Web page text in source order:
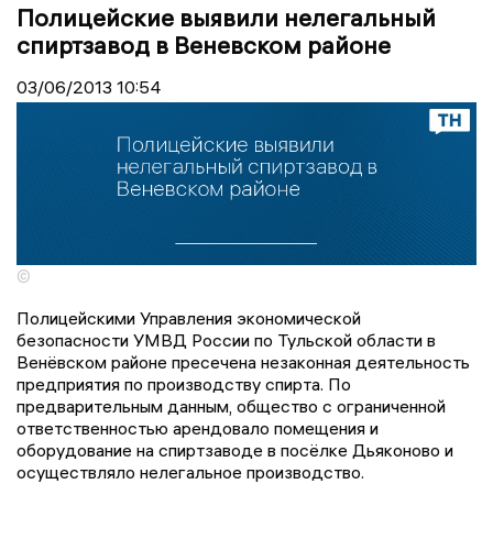
Полицейские выявили нелегальный
спиртзавод в Веневском районе
03/06/2013 10:54
©
Полицейскими Управления экономической
безопасности УМВД России по Тульской области в
Венёвском районе пресечена незаконная деятельность
предприятия по производству спирта. По
предварительным данным, общество с ограниченной
ответственностью арендовало помещения и
оборудование на спиртзаводе в посёлке Дьяконово и
осуществляло нелегальное производство.